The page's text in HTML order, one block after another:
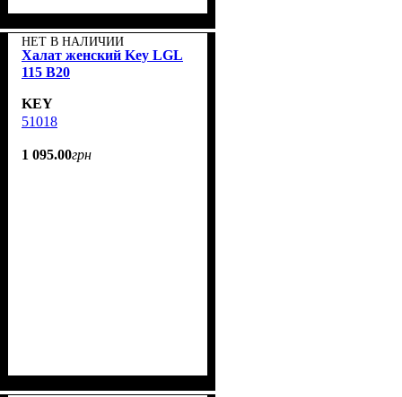
НЕТ В НАЛИЧИИ
Халат женский Key LGL
115 B20
KEY
51018
1 095.00грн